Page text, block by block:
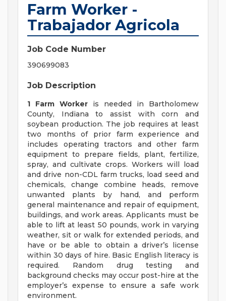
Farm Worker -
Trabajador Agricola
Job Code Number
390699083
Job Description
1 Farm Worker is needed in Bartholomew
County, Indiana to assist with corn and
soybean production. The job requires at least
two months of prior farm experience and
includes operating tractors and other farm
equipment to prepare fields, plant, fertilize,
spray, and cultivate crops. Workers will load
and drive non-CDL farm trucks, load seed and
chemicals, change combine heads, remove
unwanted plants by hand, and perform
general maintenance and repair of equipment,
buildings, and work areas. Applicants must be
able to lift at least 50 pounds, work in varying
weather, sit or walk for extended periods, and
have or be able to obtain a driver’s license
within 30 days of hire. Basic English literacy is
required. Random drug testing and
background checks may occur post-hire at the
employer’s expense to ensure a safe work
environment.